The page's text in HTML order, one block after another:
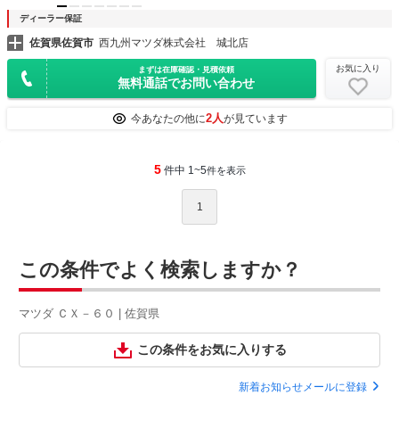
ディーラー保証
佐賀県佐賀市 西九州マツダ株式会社 城北店
まずは在庫確認・見積依頼
無料通話でお問い合わせ
お気に入り
今あなたの他に2人が見ています
5 件中 1~5件を表示
1
この条件でよく検索しますか？
マツダ ＣＸ－６０ | 佐賀県
この条件をお気に入りする
新着お知らせメールに登録